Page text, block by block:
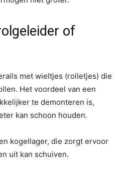
of
met wieltjes (rolletjes) die
Het voordeel van een
te demonteren is,
kan schoon houden.
kogellager, die zorgt ervoor
uit kan schuiven.